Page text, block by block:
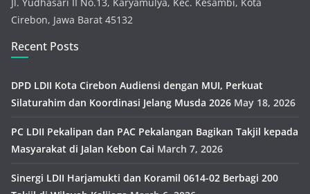
Jl. Yudhasari II No.13, Karyamulya, Kec. Kesambi, Kota
Cirebon, Jawa Barat 45132
Recent Posts
DPD LDII Kota Cirebon Audiensi dengan MUI, Perkuat
Silaturahim dan Koordinasi Jelang Musda 2026 May 18, 2026
PC LDII Pekalipan dan PAC Pekalangan Bagikan Takjil kepada
Masyarakat di Jalan Kebon Cai March 7, 2026
Sinergi LDII Harjamukti dan Koramil 0614-02 Berbagi 200